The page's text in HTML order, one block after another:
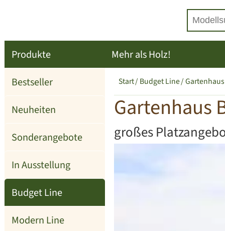
Produkte
Bestseller
Neuheiten
Sonderangebote
In Ausstellung
Budget Line
Modern Line
Mehr als Holz!
Start Budget Line Gartenhaus
Gartenhaus
großes